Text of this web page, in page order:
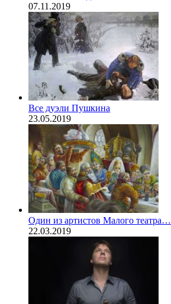
07.11.2019
Все дуэли Пушкина
23.05.2019
Один из артистов Малого театра…
22.03.2019